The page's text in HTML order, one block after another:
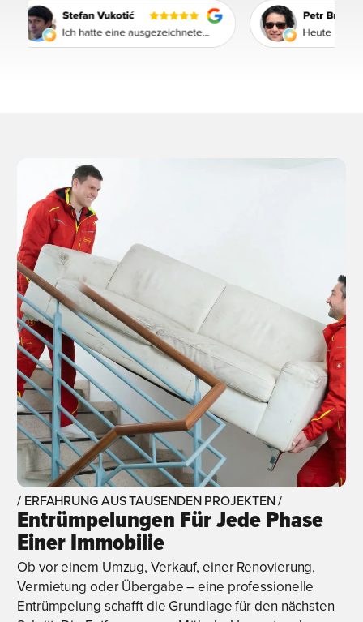
/ ERFAHRUNG AUS TAUSENDEN PROJEKTEN /
Entrümpelungen Für Jede Phase
Einer Immobilie
Ob vor einem Umzug, Verkauf, einer Renovierung,
Vermietung oder Übergabe – eine professionelle
Entrümpelung schafft die Grundlage für den nächsten